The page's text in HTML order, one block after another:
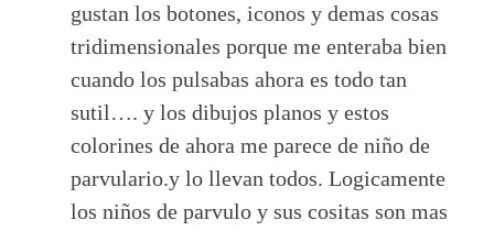
gustan los botones, iconos y demas cosas
tridimensionales porque me enteraba bien
cuando los pulsabas ahora es todo tan
sutil…. y los dibujos planos y estos
colorines de ahora me parece de niño de
parvulario.y lo llevan todos. Logicamente
los niños de parvulo y sus cositas son mas